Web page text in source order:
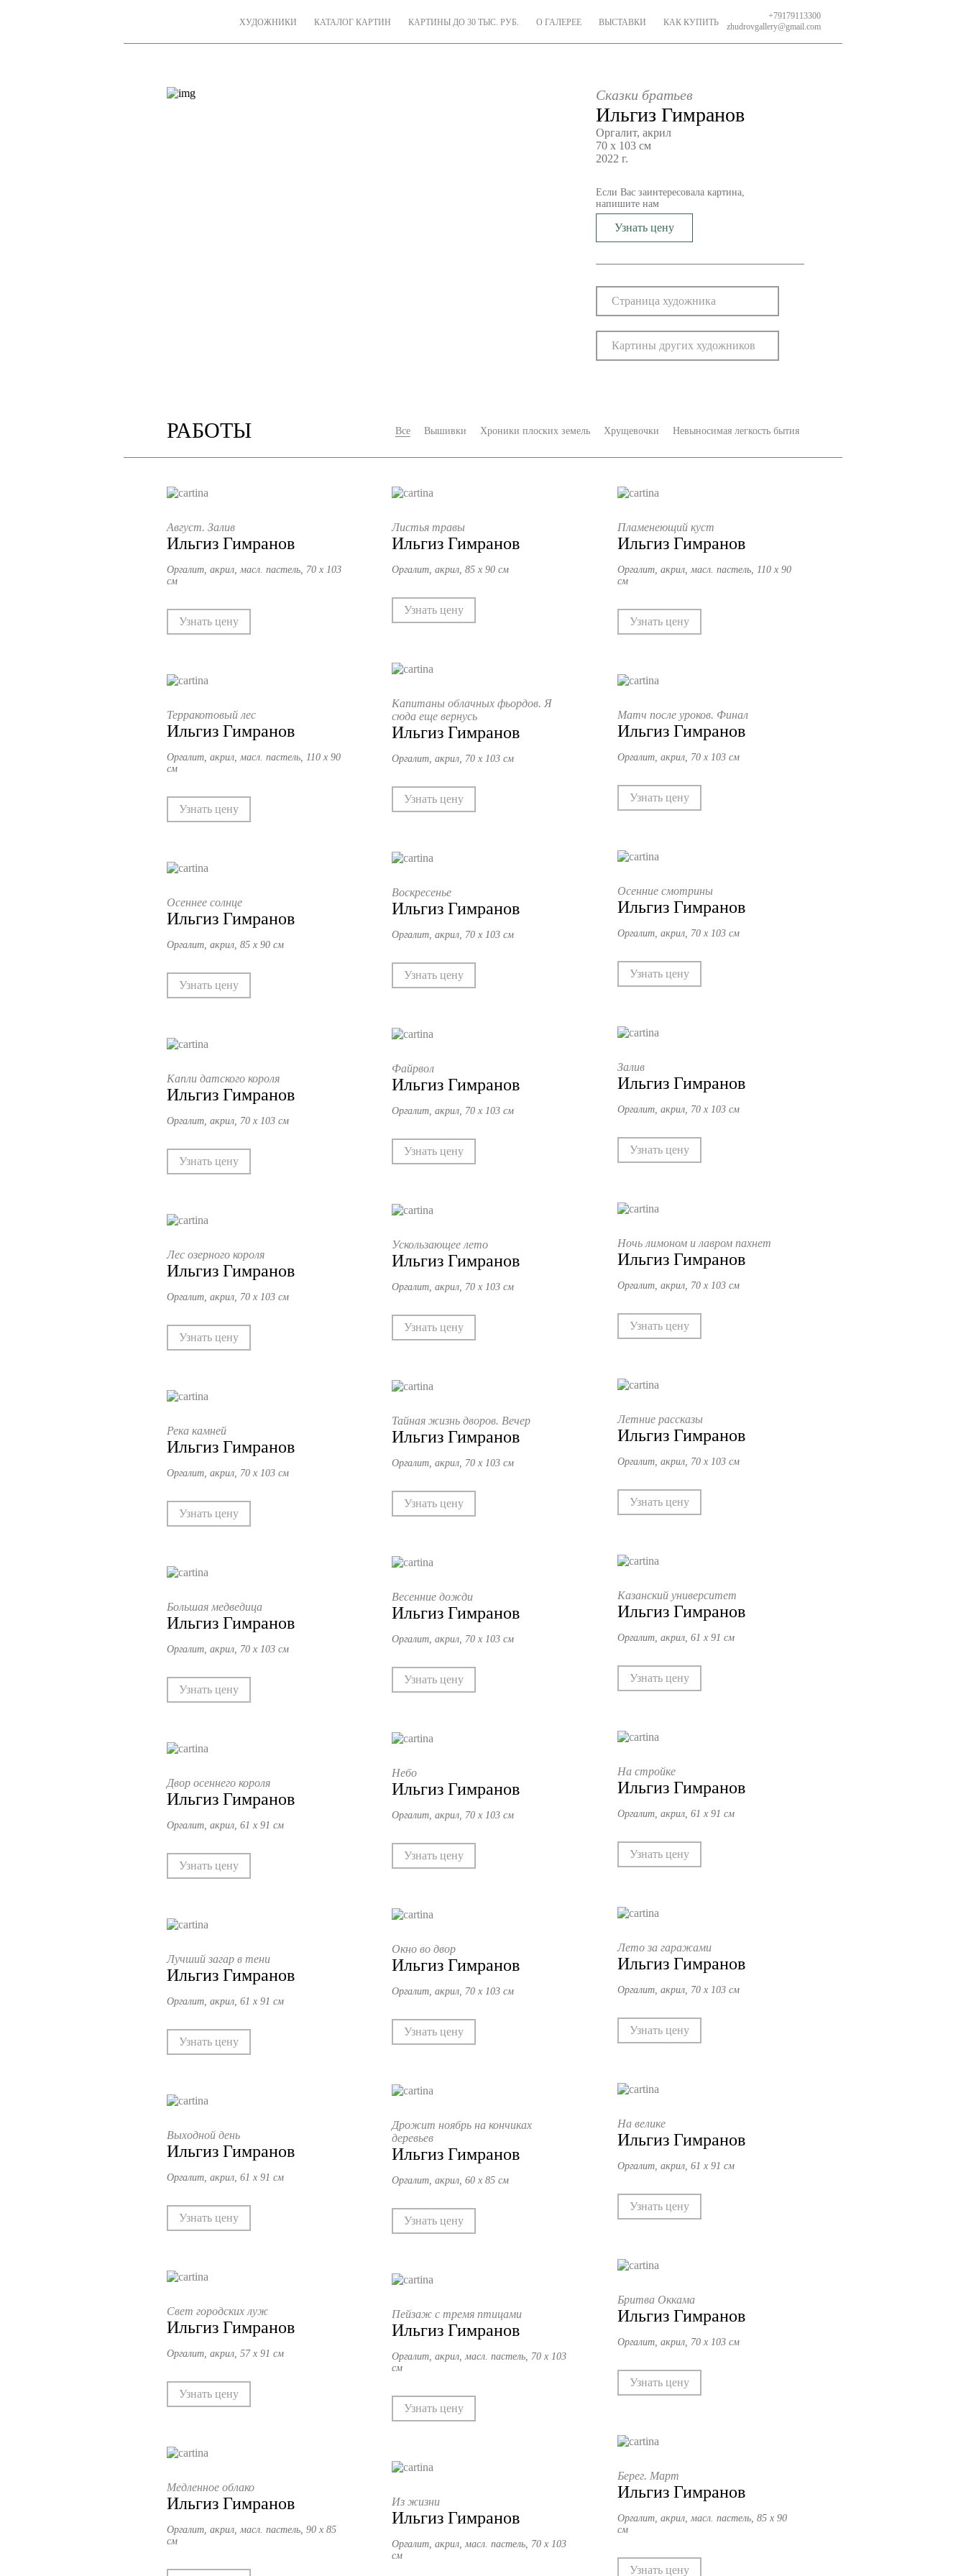
ХУДОЖНИКИ КАТАЛОГ КАРТИН КАРТИНЫ ДО 30 ТЫС. РУБ. О ГАЛЕРЕЕ ВЫСТАВКИ КАК КУПИТЬ
+79179113300
zhudrovgallery@gmail.com
Сказки братьев
Ильгиз Гимранов
Оргалит, акрил
70 х 103 см
2022 г.
Если Вас заинтересовала картина,
напишите нам
Узнать цену
Страница художника
Картины других художников
РАБОТЫ Все Вышивки Хроники плоских земель Хрущевочки Невыносимая легкость бытия
Август. Залив
Ильгиз Гимранов
Оргалит, акрил, масл. пастель, 70 х 103
см
Узнать цену
Терракотовый лес
Ильгиз Гимранов
Оргалит, акрил, масл. пастель, 110 х 90
см
Узнать цену
Осеннее солнце
Ильгиз Гимранов
Оргалит, акрил, 85 х 90 см
Узнать цену
Капли датского короля
Ильгиз Гимранов
Оргалит, акрил, 70 х 103 см
Узнать цену
Лес озерного короля
Ильгиз Гимранов
Оргалит, акрил, 70 х 103 см
Узнать цену
Река камней
Ильгиз Гимранов
Оргалит, акрил, 70 х 103 см
Узнать цену
Большая медведица
Ильгиз Гимранов
Оргалит, акрил, 70 х 103 см
Узнать цену
Двор осеннего короля
Ильгиз Гимранов
Оргалит, акрил, 61 х 91 см
Узнать цену
Лучший загар в тени
Ильгиз Гимранов
Оргалит, акрил, 61 х 91 см
Узнать цену
Выходной день
Ильгиз Гимранов
Оргалит, акрил, 61 х 91 см
Узнать цену
Свет городских луж
Ильгиз Гимранов
Оргалит, акрил, 57 х 91 см
Узнать цену
Медленное облако
Ильгиз Гимранов
Оргалит, акрил, масл. пастель, 90 х 85
см
Листья травы
Ильгиз Гимранов
Оргалит, акрил, 85 х 90 см
Узнать цену
Капитаны облачных фьордов. Я
сюда еще вернусь
Ильгиз Гимранов
Оргалит, акрил, 70 х 103 см
Узнать цену
Воскресенье
Ильгиз Гимранов
Оргалит, акрил, 70 х 103 см
Узнать цену
Файрвол
Ильгиз Гимранов
Оргалит, акрил, 70 х 103 см
Узнать цену
Ускользающее лето
Ильгиз Гимранов
Оргалит, акрил, 70 х 103 см
Узнать цену
Тайная жизнь дворов. Вечер
Ильгиз Гимранов
Оргалит, акрил, 70 х 103 см
Узнать цену
Весенние дожди
Ильгиз Гимранов
Оргалит, акрил, 70 х 103 см
Узнать цену
Небо
Ильгиз Гимранов
Оргалит, акрил, 70 х 103 см
Узнать цену
Окно во двор
Ильгиз Гимранов
Оргалит, акрил, 70 х 103 см
Узнать цену
Дрожит ноябрь на кончиках
деревьев
Ильгиз Гимранов
Оргалит, акрил, 60 х 85 см
Узнать цену
Пейзаж с тремя птицами
Ильгиз Гимранов
Оргалит, акрил, масл. пастель, 70 х 103
см
Узнать цену
Из жизни
Ильгиз Гимранов
Оргалит, акрил, масл. пастель, 70 х 103
см
Пламенеющий куст
Ильгиз Гимранов
Оргалит, акрил, масл. пастель, 110 х 90
см
Узнать цену
Матч после уроков. Финал
Ильгиз Гимранов
Оргалит, акрил, 70 х 103 см
Узнать цену
Осенние смотрины
Ильгиз Гимранов
Оргалит, акрил, 70 х 103 см
Узнать цену
Залив
Ильгиз Гимранов
Оргалит, акрил, 70 х 103 см
Узнать цену
Ночь лимоном и лавром пахнет
Ильгиз Гимранов
Оргалит, акрил, 70 х 103 см
Узнать цену
Летние рассказы
Ильгиз Гимранов
Оргалит, акрил, 70 х 103 см
Узнать цену
Казанский университет
Ильгиз Гимранов
Оргалит, акрил, 61 х 91 см
Узнать цену
На стройке
Ильгиз Гимранов
Оргалит, акрил, 61 х 91 см
Узнать цену
Лето за гаражами
Ильгиз Гимранов
Оргалит, акрил, 70 х 103 см
Узнать цену
На велике
Ильгиз Гимранов
Оргалит, акрил, 61 х 91 см
Узнать цену
Бритва Оккама
Ильгиз Гимранов
Оргалит, акрил, 70 х 103 см
Узнать цену
Берег. Март
Ильгиз Гимранов
Оргалит, акрил, масл. пастель, 85 х 90
см
Узнать цену